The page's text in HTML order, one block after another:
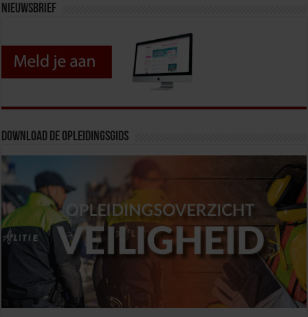
Nieuwsbrief
Download de opleidingsgids